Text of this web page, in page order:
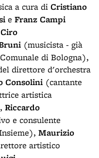
a cura di Cristiano
e Franz Campi
Ciro
(musicista - già
di Bologna),
direttore d'orchestra
Consolini (cantante
artistica
Riccardo
e consulente
Maurizio
artistico